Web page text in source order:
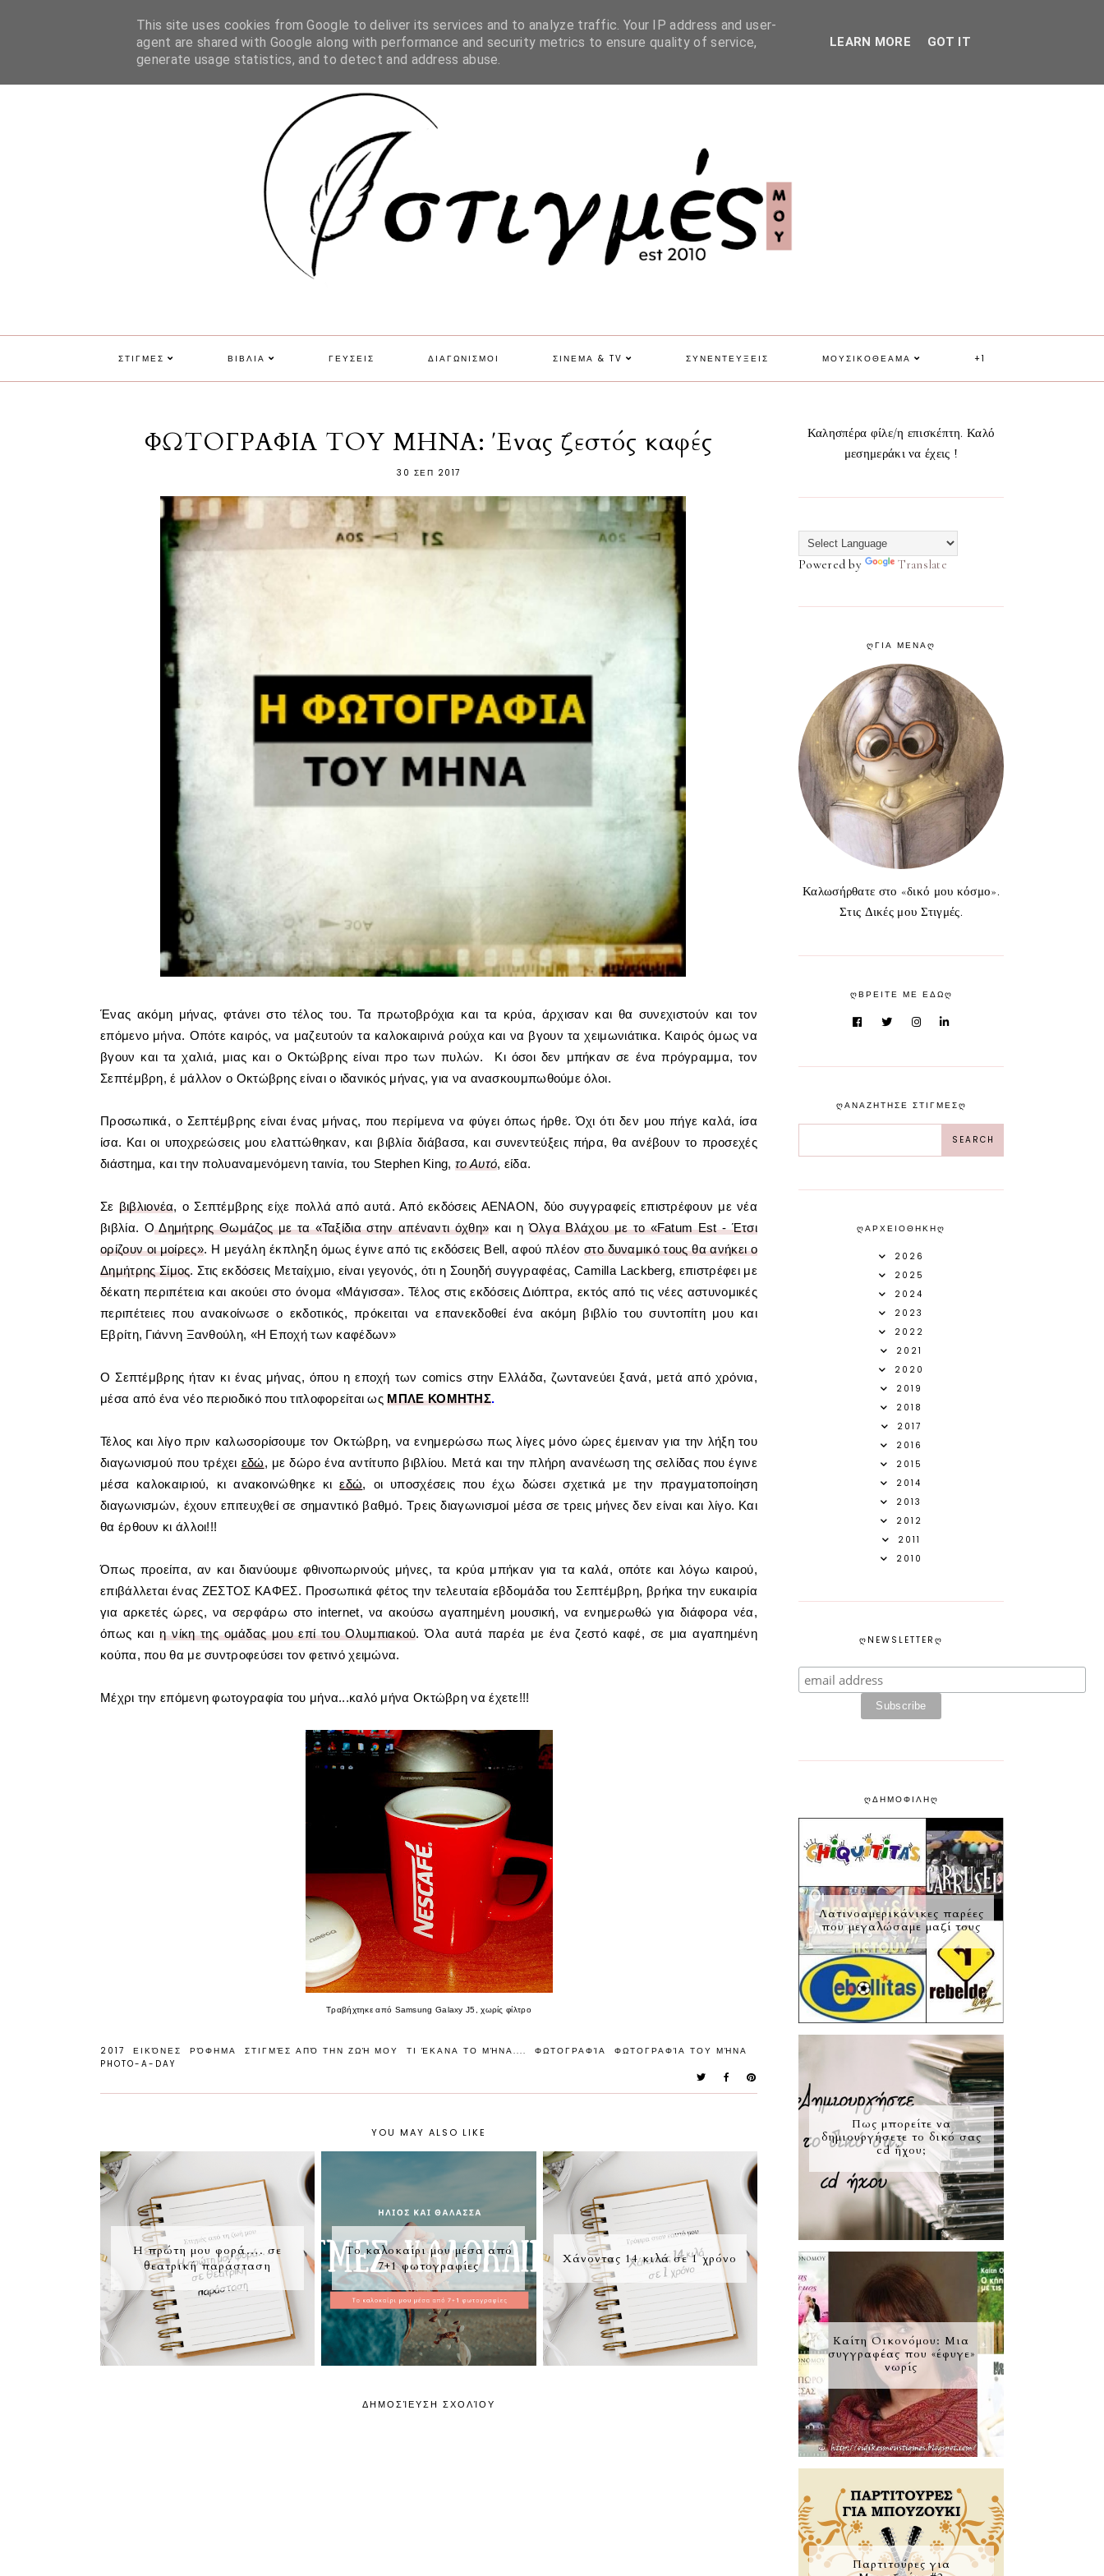
ΠΟΙΑ ΕΙΜΑΙ ΕΠΙΚΟΙΝΩΝΙΑ GDPR SITE MAP
ΣΤΙΓΜΕΣ ΒΙΒΛΙΑ ΓΕΥΣΕΙΣ ΔΙΑΓΩΝΙΣΜΟΙ ΣΙΝΕΜΑ & TV ΣΥΝΕΝΤΕΥΞΕΙΣ ΜΟΥΣΙΚΟΘΕΑΜΑ +1
ΦΩΤΟΓΡΑΦΙΑ ΤΟΥ ΜΗΝΑ: Ένας ζεστός καφές
30 ΣΕΠ 2017
Ένας ακόμη μήνας, φτάνει στο τέλος του. Τα πρωτοβρόχια και τα κρύα, άρχισαν και θα συνεχιστούν και τον
επόμενο μήνα. Οπότε καιρός, να μαζευτούν τα καλοκαιρινά ρούχα και να βγουν τα χειμωνιάτικα. Καιρός όμως να
βγουν και τα χαλιά, μιας και ο Οκτώβρης είναι προ των πυλών. Κι όσοι δεν μπήκαν σε ένα πρόγραμμα, τον
Σεπτέμβρη, έ μάλλον ο Οκτώβρης είναι ο ιδανικός μήνας, για να ανασκουμπωθούμε όλοι.
Προσωπικά, ο Σεπτέμβρης είναι ένας μήνας, που περίμενα να φύγει όπως ήρθε. Όχι ότι δεν μου πήγε καλά, ίσα
ίσα. Και οι υποχρεώσεις μου ελαττώθηκαν, και βιβλία διάβασα, και συνεντεύξεις πήρα, θα ανέβουν το προσεχές
διάστημα, και την πολυαναμενόμενη ταινία, του Stephen King, το Αυτό, είδα.
Σε βιβλιονέα, ο Σεπτέμβρης είχε πολλά από αυτά. Από εκδόσεις ΑΕΝΑΟΝ, δύο συγγραφείς επιστρέφουν με νέα
βιβλία. ΟΔημήτρης Θωμάζος με τα «Ταξίδια στην απέναντι όχθη» και ηΌλγα Βλάχου με το «Fatum Est - Έτσι
ορίζουν οι μοίρες». Η μεγάλη έκπληξη όμως έγινε από τις εκδόσεις Bell, αφού πλέονστο δυναμικό τους θα ανήκει ο
Δημήτρης Σίμος. Στις εκδόσεις Μεταίχμιο, είναι γεγονός, ότι η Σουηδή συγγραφέας, Camilla Lackberg, επιστρέφει με
δέκατη περιπέτεια και ακούει στο όνομα «Μάγισσα». Τέλος στις εκδόσεις Διόπτρα, εκτός από τις νέες αστυνομικές
περιπέτειες που ανακοίνωσε ο εκδοτικός, πρόκειται να επανεκδοθεί ένα ακόμη βιβλίο του συντοπίτη μου και
Εβρίτη, Γιάννη Ξανθούλη, «H Εποχή των καφέδων»
Ο Σεπτέμβρης ήταν κι ένας μήνας, όπου η εποχή των comics στην Ελλάδα, ζωντανεύει ξανά, μετά από χρόνια,
μέσα από ένα νέο περιοδικό που τιτλοφορείται ωςΜΠΛΕ ΚΟΜΗΤΗΣ.
Τέλος και λίγο πριν καλωσορίσουμε τον Οκτώβρη, να ενημερώσω πως λίγες μόνο ώρες έμειναν για την λήξη του
διαγωνισμού που τρέχει εδώ, με δώρο ένα αντίτυπο βιβλίου. Μετά και την πλήρη ανανέωση της σελίδας που έγινε
μέσα καλοκαιριού, κι ανακοινώθηκε κιεδώ, οι υποσχέσεις που έχω δώσει σχετικά με την πραγματοποίηση
διαγωνισμών, έχουν επιτευχθεί σε σημαντικό βαθμό. Τρεις διαγωνισμοί μέσα σε τρεις μήνες δεν είναι και λίγο. Και
θα έρθουν κι άλλοι!!!
Όπως προείπα, αν και διανύουμε φθινοπωρινούς μήνες, τα κρύα μπήκαν για τα καλά, οπότε και λόγω καιρού,
επιβάλλεται ένας ΖΕΣΤΟΣ ΚΑΦΕΣ. Προσωπικά φέτος την τελευταία εβδομάδα του Σεπτέμβρη, βρήκα την ευκαιρία
για αρκετές ώρες, να σερφάρω στο internet, να ακούσω αγαπημένη μουσική, να ενημερωθώ για διάφορα νέα,
όπως καιη νίκη της ομάδας μου επί του Ολυμπιακού. Όλα αυτά παρέα με ένα ζεστό καφέ, σε μια αγαπημένη
κούπα, που θα με συντροφεύσει τον φετινό χειμώνα.
Μέχρι την επόμενη φωτογραφία του μήνα...καλό μήνα Οκτώβρη να έχετε!!!
Τραβήχτηκε από Samsung Galaxy J5, χωρίς φίλτρο
2017 ΕΙΚΌΝΕΣ ΡΌΦΗΜΑ ΣΤΙΓΜΈΣ ΑΠΌ ΤΗΝ ΖΩΉ ΜΟΥ ΤΙ ΈΚΑΝΑ ΤΟ ΜΉΝΑ.... ΦΩΤΟΓΡΑΦΊΑ
ΦΩΤΟΓΡΑΦΊΑ ΤΟΥ ΜΉΝΑ
PHOTO-A-DAY
YOU MAY ALSO LIKE
Η πρώτη μου φορά…. σε
θεατρική παράσταση
Το καλοκαίρι μου μέσα από
7+1 φωτογραφίες
Χάνοντας 14 κιλά σε 1 χρόνο
ΔΗΜΟΣΊΕΥΣΗ ΣΧΟΛΊΟΥ
Καλησπέρα φίλε/η επισκέπτη. Καλό
μεσημεράκι να έχεις !
Powered by Translate
ᲦΓΙΑ ΜΕΝΑᲦ
Καλωσήρθατε στο «δικό μου κόσμο».
Στις Δικές μου Στιγμές.
ᲦΒΡΕΙΤΕ ΜΕ ΕΔΩᲦ
ᲦΑΝΑΖΗΤΗΣΕ ΣΤΙΓΜΕΣᲦ
ᲦΑΡΧΕΙΟΘΗΚΗᲦ
2026
2025
2024
2023
2022
2021
2020
2019
2018
2017
2016
2015
2014
2013
2012
2011
2010
ᲦNEWSLETTERᲦ
ᲦΔΗΜΟΦΙΛΗᲦ
Λατινοαμερικάνικες παρέες
που μεγαλώσαμε μαζί τους
Πως μπορείτε να
δημιουργήσετε το δικό σας
cd ήχου;
Καίτη Οικονόμου: Μια
συγγραφέας που «έφυγε»
νωρίς
Παρτιτούρες για
This site uses cookies from Google to deliver its services and to analyze traffic. Your IP address and user-
agent are shared with Google along with performance and security metrics to ensure quality of service,
generate usage statistics, and to detect and address abuse.
LEARN MORE GOT IT